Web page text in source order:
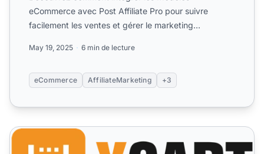
eCommerce avec Post Affiliate Pro pour suivre
facilement les ventes et gérer le marketing
May 19, 2025 6 min de lecture
eCommerce AffiliateMarketing +3
X-Cart